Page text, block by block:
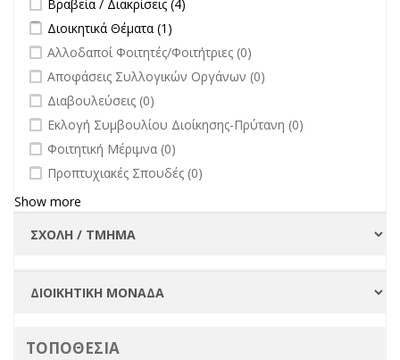
Βραβεία / Διακρίσεις (4)
Apply Διοικητικά Θέματα filter
Διοικητικά Θέματα (1)
undefined
Αλλοδαποί Φοιτητές/Φοιτήτριες (0)
undefined
Αποφάσεις Συλλογικών Οργάνων (0)
undefined
Διαβουλεύσεις (0)
undefined
Εκλογή Συμβουλίου Διοίκησης-Πρύτανη (0)
undefined
Φοιτητική Μέριμνα (0)
undefined
Προπτυχιακές Σπουδές (0)
Show more
ΤΟΠΟΘΕΣΙΑ